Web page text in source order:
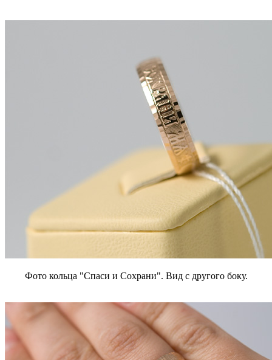
Фото кольца "Спаси и Сохрани". Вид с другого боку.